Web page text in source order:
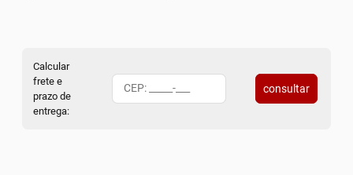
Calcular
frete e
prazo de
entrega:
consultar